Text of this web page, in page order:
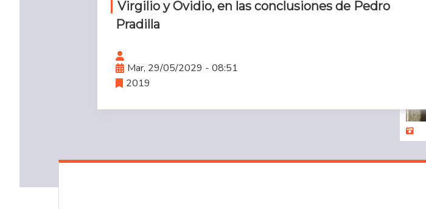
Virgilio y Ovidio, en las conclusiones de Pedro
Pradilla
Mar, 29/05/2029 - 08:51
2019